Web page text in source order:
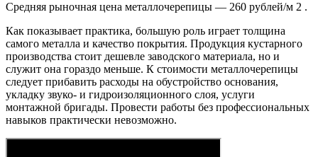
Средняя рыночная цена металлочерепицы — 260 рублей/м 2 .
Как показывает практика, большую роль играет толщина
самого металла и качество покрытия. Продукция кустарного
производства стоит дешевле заводского материала, но и
служит она гораздо меньше. К стоимости металлочерепицы
следует прибавить расходы на обустройство основания,
укладку звуко- и гидроизоляционного слоя, услуги
монтажной бригады. Провести работы без профессиональных
навыков практически невозможно.